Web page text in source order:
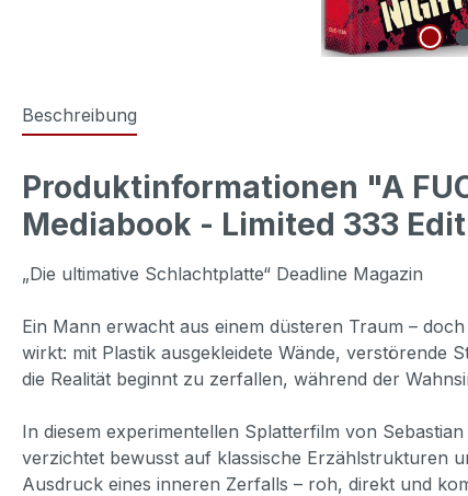
Beschreibung
Produktinformationen "A
Mediabook - Limited 333
„Die ultimative Schlachtplatte“ Deadline Magazin
Ein Mann erwacht aus einem düsteren Traum –
wirkt: mit Plastik ausgekleidete Wände, verstörende
die Realität beginnt zu zerfallen, während der
In diesem experimentellen Splatterfilm von
verzichtet bewusst auf klassische Erzählstrukturen
Ausdruck eines inneren Zerfalls – roh, direkt und